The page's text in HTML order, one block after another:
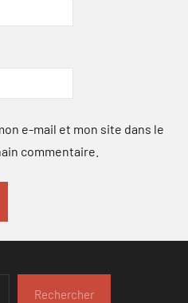
e-mail et mon site dans le
commentaire.
Rechercher